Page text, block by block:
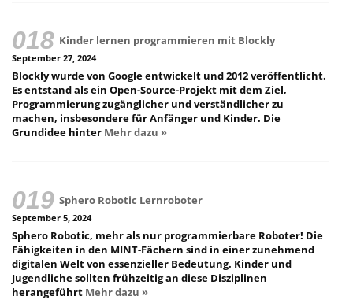
Kinder lernen programmieren mit Blockly
September 27, 2024
Blockly wurde von Google entwickelt und 2012 veröffentlicht.
Es entstand als ein Open-Source-Projekt mit dem Ziel,
Programmierung zugänglicher und verständlicher zu
machen, insbesondere für Anfänger und Kinder. Die
Grundidee hinter Mehr dazu »
Sphero Robotic Lernroboter
September 5, 2024
Sphero Robotic, mehr als nur programmierbare Roboter! Die
Fähigkeiten in den MINT-Fächern sind in einer zunehmend
digitalen Welt von essenzieller Bedeutung. Kinder und
Jugendliche sollten frühzeitig an diese Disziplinen
herangeführt Mehr dazu »